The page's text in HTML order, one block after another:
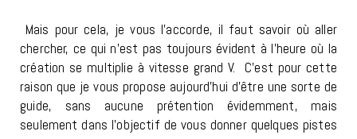
Mais pour cela, je vous l’accorde, il faut savoir où aller
chercher, ce qui n’est pas toujours évident à l’heure où la
création se multiplie à vitesse grand V. C’est pour cette
raison que je vous propose aujourd’hui d’être une sorte de
guide, sans aucune prétention évidemment, mais
seulement dans l’objectif de vous donner quelques pistes